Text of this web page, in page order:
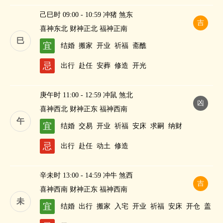
巳
吉
己巳时 09:00 - 10:59 冲猪 煞东
喜神东北 财神正北 福神正南
宜 结婚 搬家 开业 祈福 斋醮
忌 出行 赴任 安葬 修造 开光
午
凶
庚午时 11:00 - 12:59 冲鼠 煞北
喜神西北 财神正东 福神西南
宜 结婚 交易 开业 祈福 安床 求嗣 纳财
忌 出行 赴任 动土 修造
未
吉
辛未时 13:00 - 14:59 冲牛 煞西
喜神西南 财神正东 福神西南
宜 结婚 出行 搬家 入宅 开业 祈福 安床 开仓 盖